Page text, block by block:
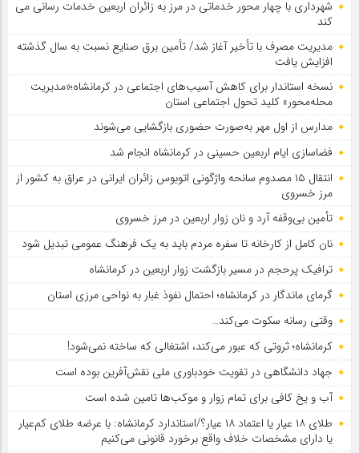
شهرداری با چهار محور خدماتی در مرز به زائران اربعین خدمات رسانی می
کند
مدیریت مصرف با تأخیر آغاز شد/ تأمین برق صنایع نسبت به سال گذشته
افزایش یافت
نسخه استاندار برای کاهش آسیب‌های اجتماعی در کرمانشاه؛«مدیریت
محله‌محور» کلید تحول اجتماعی استان
مدارس از اول مهر به‌صورت حضوری بازگشایی می‌شوند
فضاسازی ایام اربعین حسینی در کرمانشاه انجام شد
انتقال ۱۵ مصدوم سانحه واژگونی اتوبوس زائران ایرانی در عراق به کشور از
مرز خسروی
تأمین بی‌وقفه آرد و نان زوار اربعین در مرز خسروی
نان کامل از کارخانه تا سفره مردم باید به یک فرهنگ عمومی تبدیل شود
ترافیک پرحجم در مسیر بازگشت زوار اربعین در کرمانشاه
گرمای ماندگار در کرمانشاه؛ احتمال نفوذ غبار به نواحی مرزی استان
وقتی رسانه سکوت می‌کند…
کرمانشاه؛ ثروتی که عبور می‌کند، اشتغالی که ساخته نمی‌شود!
جهاد دانشگاهی در تقویت خودباوری ملی نقش‌آفرین بوده است
آب و یخ کافی برای تمام زوار و موکب‌ها تامین شده است
طلای ۱۸ عیار یا اعتماد ۱۸ عیار؟/استاندارد کرمانشاه: با عرضه طلای کم‌عیار
یا دارای مشخصات خلاف واقع برخورد قانونی می‌کنیم